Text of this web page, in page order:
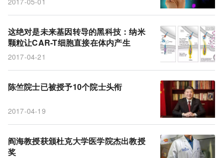
这绝对是未来基因转导的黑科技：纳米
颗粒让CAR-T细胞直接在体内产生
2017-04-21
陈竺院士已被授予10个院士头衔
2017-04-19
阎海教授获颁杜克大学医学院杰出教授
奖